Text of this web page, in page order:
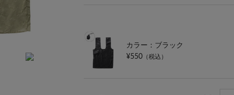
カラー：ブラック
¥550 （税込）